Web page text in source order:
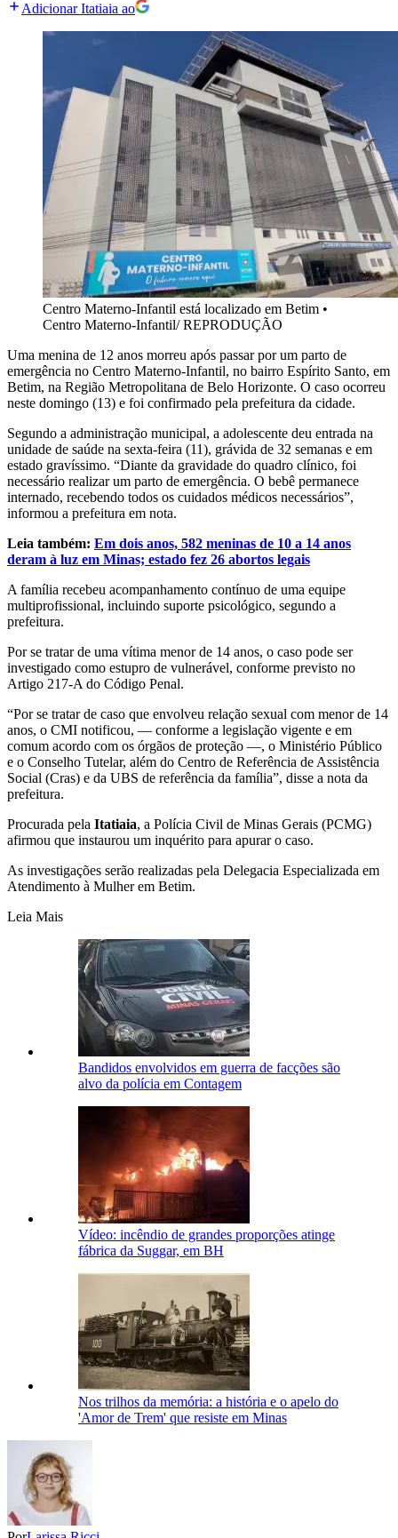
Adicionar Itatiaia ao
Centro Materno-Infantil está localizado em Betim •
Centro Materno-Infantil/ REPRODUÇÃO
Uma menina de 12 anos morreu após passar por um parto de
emergência no Centro Materno-Infantil, no bairro Espírito Santo, em
Betim, na Região Metropolitana de Belo Horizonte. O caso ocorreu
neste domingo (13) e foi confirmado pela prefeitura da cidade.
Segundo a administração municipal, a adolescente deu entrada na
unidade de saúde na sexta-feira (11), grávida de 32 semanas e em
estado gravíssimo. “Diante da gravidade do quadro clínico, foi
necessário realizar um parto de emergência. O bebê permanece
internado, recebendo todos os cuidados médicos necessários”,
informou a prefeitura em nota.
Leia também: Em dois anos, 582 meninas de 10 a 14 anos
deram à luz em Minas; estado fez 26 abortos legais
A família recebeu acompanhamento contínuo de uma equipe
multiprofissional, incluindo suporte psicológico, segundo a
prefeitura.
Por se tratar de uma vítima menor de 14 anos, o caso pode ser
investigado como estupro de vulnerável, conforme previsto no
Artigo 217-A do Código Penal.
“Por se tratar de caso que envolveu relação sexual com menor de 14
anos, o CMI notificou, — conforme a legislação vigente e em
comum acordo com os órgãos de proteção —, o Ministério Público
e o Conselho Tutelar, além do Centro de Referência de Assistência
Social (Cras) e da UBS de referência da família”, disse a nota da
prefeitura.
Procurada pela Itatiaia, a Polícia Civil de Minas Gerais (PCMG)
afirmou que instaurou um inquérito para apurar o caso.
As investigações serão realizadas pela Delegacia Especializada em
Atendimento à Mulher em Betim.
Leia Mais
Bandidos envolvidos em guerra de facções são
alvo da polícia em Contagem
Vídeo: incêndio de grandes proporções atinge
fábrica da Suggar, em BH
Nos trilhos da memória: a história e o apelo do
'Amor de Trem' que resiste em Minas